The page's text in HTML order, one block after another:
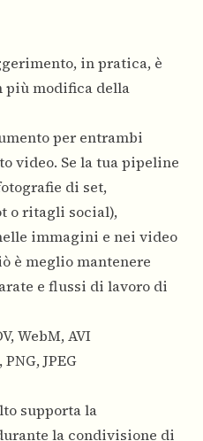
in pratica, è
più modifica della
per entrambi
video. Se la tua pipeline
di set,
o ritagli social),
immagini e nei video
è meglio mantenere
e flussi di lavoro di
WebM, AVI
JPEG
supporta la
la condivisione di